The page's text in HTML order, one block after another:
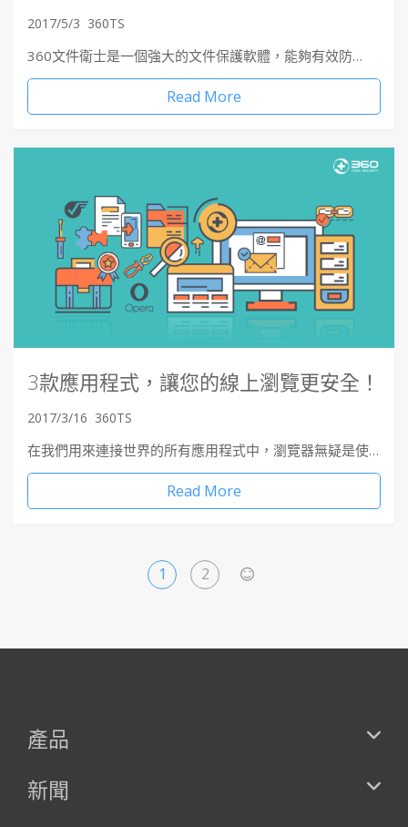
2017/5/3 360TS
360文件衛士是一個強大的文件保護軟體，能夠有效防…
Read More
3款應用程式，讓您的線上瀏覽更安全！
2017/3/16 360TS
在我們用來連接世界的所有應用程式中，瀏覽器無疑是使…
Read More
1 2
產品
新聞